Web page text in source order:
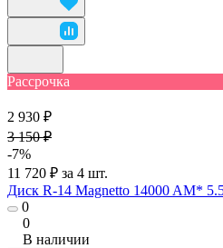
Рассрочка
2 930 ₽
3 150 ₽
-7%
11 720 ₽ за 4 шт.
Диск R-14 Magnetto 14000 AM*
0
0
В наличии